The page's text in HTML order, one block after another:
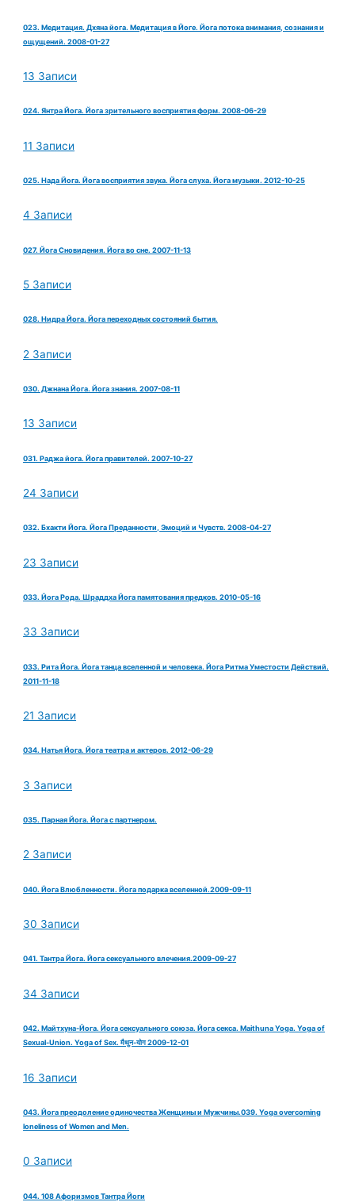
023. Медитация. Дхяна йога. Медитация в Йоге. Йога потока внимания, сознания и
ощущений. 2008-01-27
13 Записи
024. Янтра Йога. Йога зрительного восприятия форм. 2008-06-29
11 Записи
025. Нада Йога. Йога восприятия звука. Йога слуха. Йога музыки. 2012-10-25
4 Записи
027. Йога Сновидения. Йога во сне. 2007-11-13
5 Записи
028. Нидра Йога. Йога переходных состояний бытия.
2 Записи
030. Джнана Йога. Йога знания. 2007-08-11
13 Записи
031. Раджа йога. Йога правителей. 2007-10-27
24 Записи
032. Бхакти Йога. Йога Преданности, Эмоций и Чувств. 2008-04-27
23 Записи
033. Йога Рода. Шраддха Йога памятования предков. 2010-05-16
33 Записи
033. Рита Йога. Йога танца вселенной и человека. Йога Ритма Уместости Действий.
2011-11-18
21 Записи
034. Натья Йога. Йога театра и актеров. 2012-06-29
3 Записи
035. Парная Йога. Йога с партнером.
2 Записи
040. Йога Влюбленности. Йога подарка вселенной.2009-09-11
30 Записи
041. Тантра Йога. Йога сексуального влечения.2009-09-27
34 Записи
042. Майтхуна-Йога. Йога сексуального союза. Йога секса. Maithuna Yoga. Yoga of
Sexual-Union. Yoga of Sex. मैथुन-योग 2009-12-01
16 Записи
043. Йога преодоление одиночества Женщины и Мужчины.039. Yoga overcoming
loneliness of Women and Men.
0 Записи
044. 108 Афоризмов Тантра Йоги